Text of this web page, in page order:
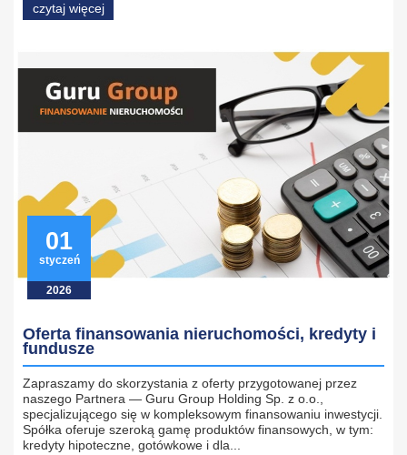
czytaj więcej
01
styczeń
2026
Oferta finansowania nieruchomości, kredyty i
fundusze
Zapraszamy do skorzystania z oferty przygotowanej przez
naszego Partnera — Guru Group Holding Sp. z o.o.,
specjalizującego się w kompleksowym finansowaniu inwestycji.
Spółka oferuje szeroką gamę produktów finansowych, w tym:
kredyty hipoteczne, gotówkowe i dla...